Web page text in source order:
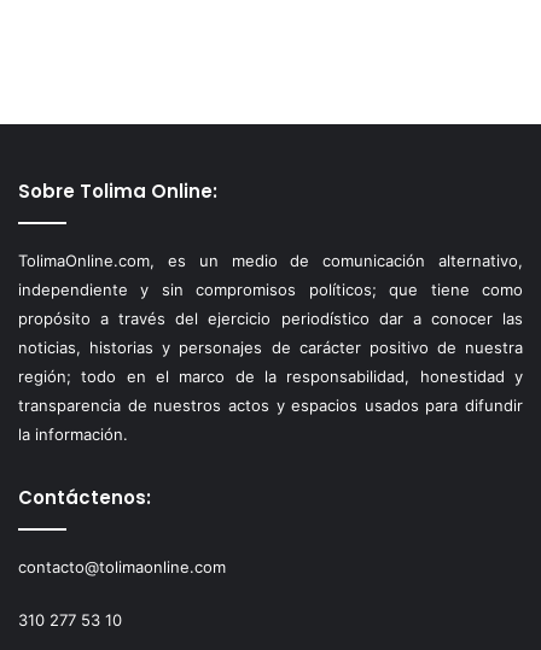
Sobre Tolima Online:
TolimaOnline.com, es un medio de comunicación alternativo,
independiente y sin compromisos políticos; que tiene como
propósito a través del ejercicio periodístico dar a conocer las
noticias, historias y personajes de carácter positivo de nuestra
región; todo en el marco de la responsabilidad, honestidad y
transparencia de nuestros actos y espacios usados para difundir
la información.
Contáctenos:
contacto@tolimaonline.com
310 277 53 10